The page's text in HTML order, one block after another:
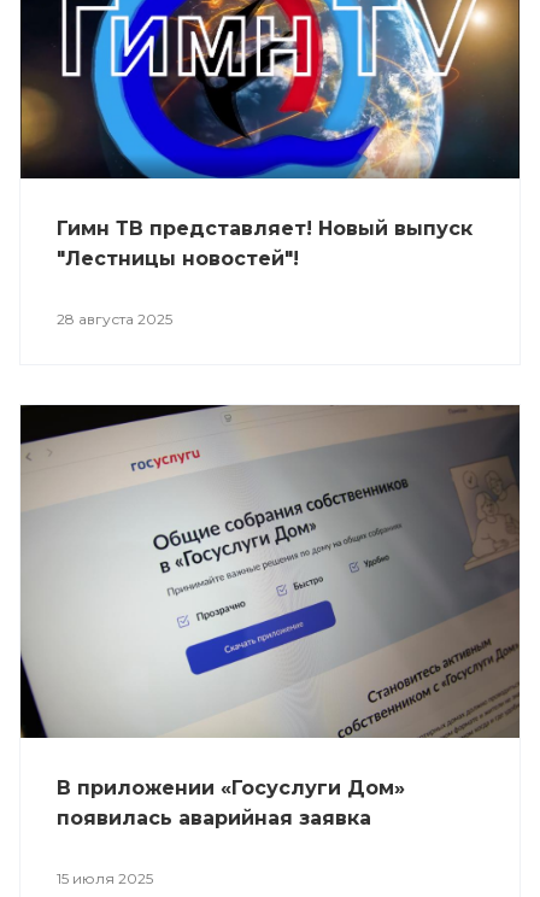
Гимн ТВ представляет! Новый выпуск
"Лестницы новостей"!
28 августа 2025
В приложении «Госуслуги Дом»
появилась аварийная заявка
15 июля 2025